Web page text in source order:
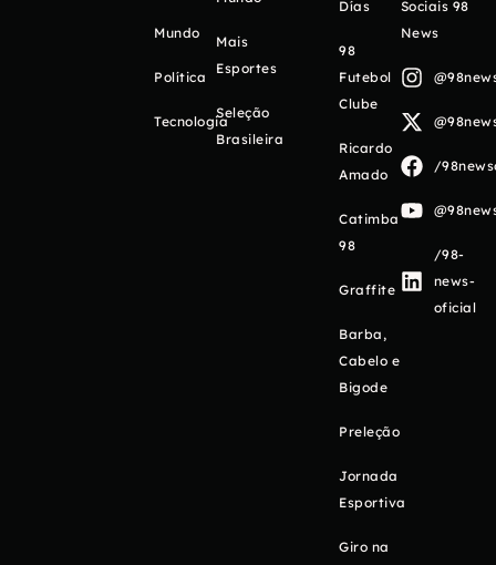
Mundo
Política
Tecnologia
Mais
Esportes
Seleção
Brasileira
Días
98
Futebol
Clube
Ricardo
Amado
Catimba
98
Graffite
Barba,
Cabelo e
Bigode
Preleção
Jornada
Esportiva
Giro na
Sociais 98
News
/
/98-
news-
oficial